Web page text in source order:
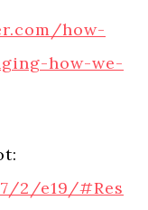
how-
how-we-
2/e19/#Res